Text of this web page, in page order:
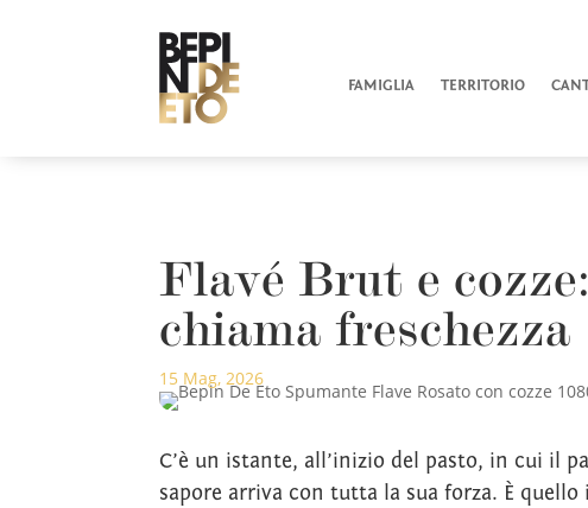
FAMIGLIA TERRITORIO
Flavé Brut e
chiama freschezza
15 Mag, 2026
C’è un istante, all’inizio del pasto, in cui il
sapore arriva con tutta la sua forza. È